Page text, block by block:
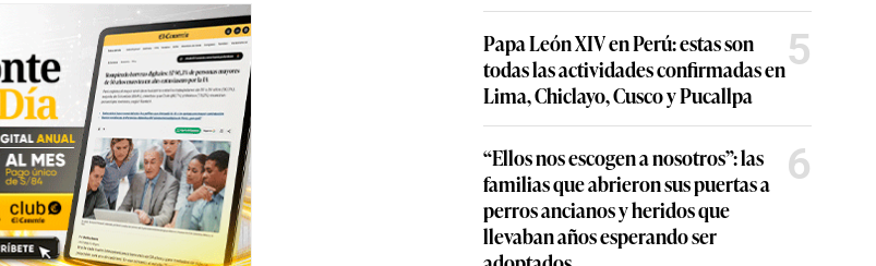
Papa León XIV en Perú: estas son
todas las actividades confirmadas en
Lima, Chiclayo, Cusco y Pucallpa
5
“Ellos nos escogen a nosotros”: las
familias que abrieron sus puertas a
perros ancianos y heridos que
llevaban años esperando ser
6